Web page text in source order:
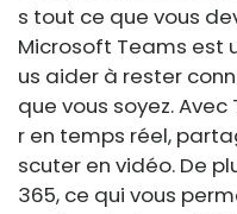
s tout ce que vous
Microsoft Teams est
us aider à rester
que vous soyez.
r en temps réel,
scuter en vidéo. De
365, ce qui vous